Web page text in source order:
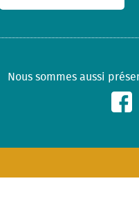
Nous sommes aussi